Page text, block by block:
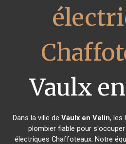
Vaulx
Dans la ville de Vaulx en Velin, les
plombier fiable pour
électriques Chaffoteaux. Notre